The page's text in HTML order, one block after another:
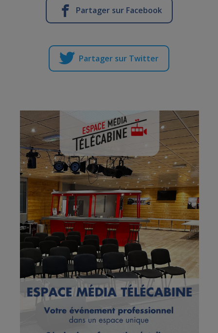
Partager sur Facebook
Partager sur Twitter